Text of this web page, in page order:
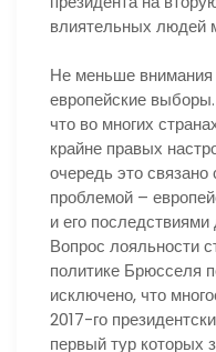
влиятельных людей
Не меньше внимания
европейские
что во многих
крайне правых
очередь это
проблемой –
и его
Вопрос лояльности
политике Брюсселя
исключено, что
2017-го
первый тур которых